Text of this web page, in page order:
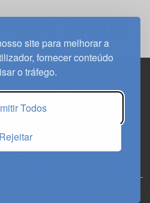
site para melhorar a
fornecer conteúdo
o tráfego.
Todos
Rejeitar
D. Henrique, n.º 333H, esc.